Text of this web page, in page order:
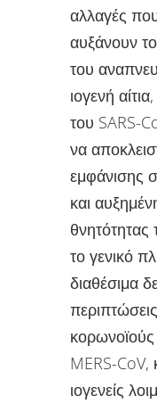
αλλαγές
αυξάνουν
του
ιογενή
του SARS-
να
εμφάνισης
και
το γενικό
διαθέσιμα
MERS-
ιογενείς